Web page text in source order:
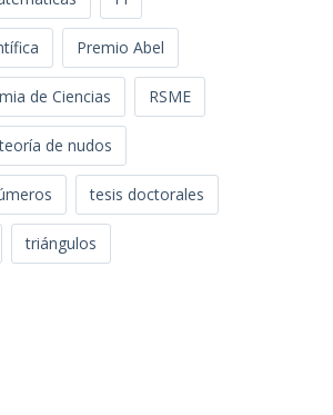
Premio Abel
de Ciencias RSME
de nudos
tesis doctorales
triángulos